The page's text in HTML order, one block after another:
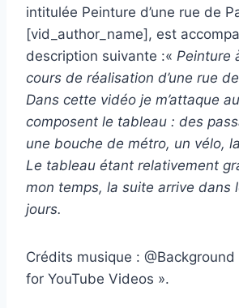
intitulée Peinture d’une rue de
[vid_author_name], est
description suivante :« Peinture
cours de réalisation d’une rue
Dans cette vidéo je m’attaque
composent le tableau : des
une bouche de métro, un vélo,
Le tableau étant relativement
mon temps, la suite arrive dans
jours.
Crédits musique :
for YouTube Videos ».